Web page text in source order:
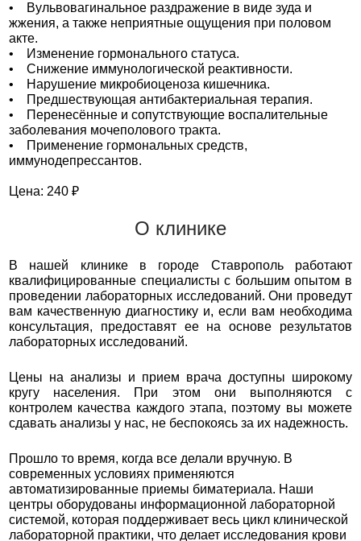
• Вульвовагинальное раздражение в виде зуда и
жжения, а также неприятные ощущения при половом
акте.
• Изменение гормонального статуса.
• Снижение иммунологической реактивности.
• Нарушение микробиоценоза кишечника.
• Предшествующая антибактериальная терапия.
• Перенесённые и сопутствующие воспалительные
заболевания мочеполового тракта.
• Применение гормональных средств,
иммунодепрессантов.
Цена: 240 ₽
О клинике
В нашей клинике в городе Ставрополь работают
квалифицированные специалисты с большим опытом в
проведении лабораторных исследований. Они проведут
вам качественную диагностику и, если вам необходима
консультация, предоставят ее на основе результатов
лабораторных исследований.
Цены на анализы и прием врача доступны широкому
кругу населения. При этом они выполняются с
контролем качества каждого этапа, поэтому вы можете
сдавать анализы у нас, не беспокоясь за их надежность.
Прошло то время, когда все делали вручную. В
современных условиях применяются
автоматизированные приемы биматериала. Наши
центры оборудованы информационной лабораторной
системой, которая поддерживает весь цикл клинической
лабораторной практики, что делает исследования крови